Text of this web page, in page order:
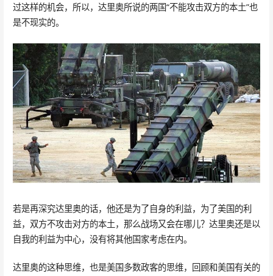
过这样的机会，所以，达里奥所说的两国“不能攻击双方的本土”也
是不现实的。
若是再深究达里奥的话，他还是为了自身的利益，为了美国的利
益，双方不攻击对方的本土，那么战场又会在哪儿？达里奥还是以
自我的利益为中心，没有将其他国家考虑在内。
达里奥的这种思维，也是美国多数政客的思维，回顾和美国有关的